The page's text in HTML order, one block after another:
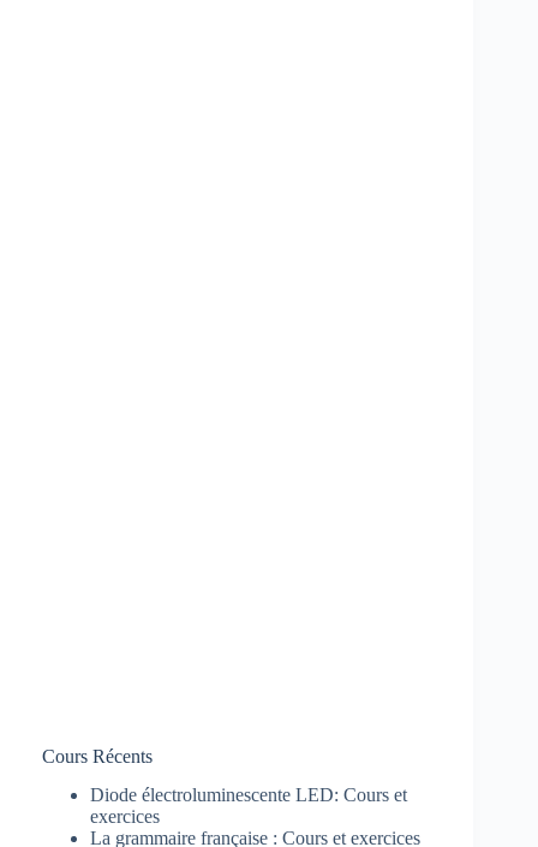
Cours Récents
Diode électroluminescente LED: Cours et
exercices
La grammaire française : Cours et exercices